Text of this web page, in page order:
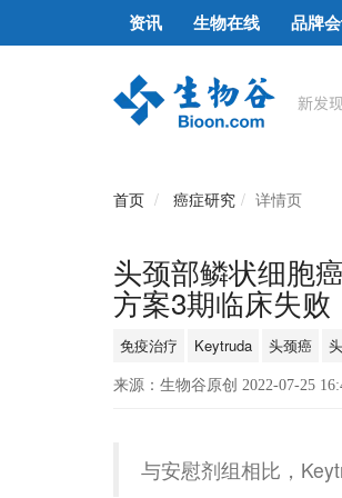
资讯 生物在线 品牌
首页 癌症研究 详情页
头颈部鳞状细胞
方案3期临床失败
免疫治疗 Keytruda 头颈癌
来源：生物谷原创 2022-07-25
与安慰剂组相比，